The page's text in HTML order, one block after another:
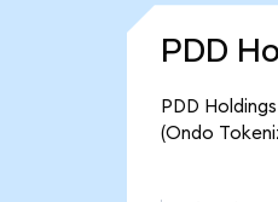
PDD
PDD
(Ondo